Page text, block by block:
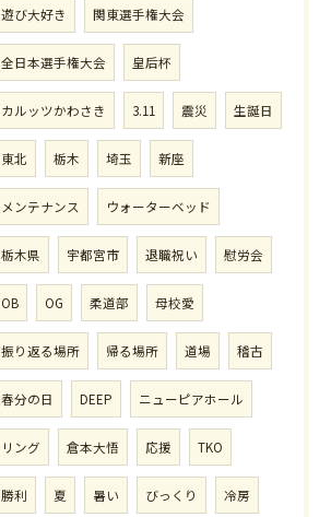
遊び大好き 関東選手権大会
全日本選手権大会 皇后杯
カルッツかわさき 3.11 震災 生誕日
東北 栃木 埼玉 新座
メンテナンス ウォーターベッド
栃木県 宇都宮市 退職祝い 慰労会
OB OG 柔道部 母校愛
振り返る場所 帰る場所 道場 稽古
春分の日 DEEP ニューピアホール
リング 倉本大悟 応援 TKO
勝利 夏 暑い びっくり 冷房